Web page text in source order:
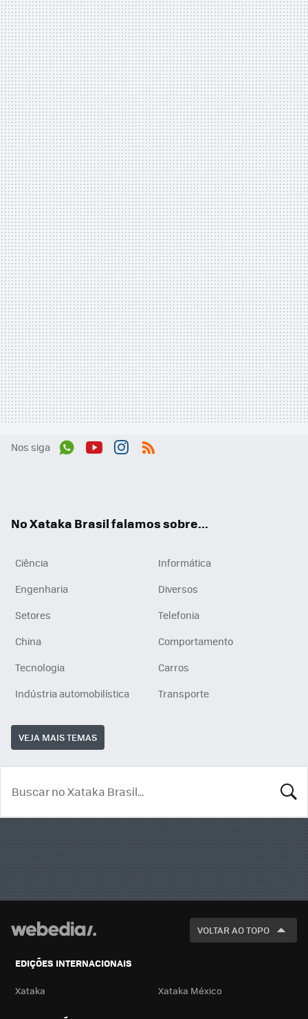
Nos siga
No Xataka Brasil falamos sobre...
Ciência
Informática
Engenharia
Diversos
Setores
Telefonia
China
Comportamento
Tecnologia
Carros
Indústria automobilística
Transporte
VEJA MAIS TEMAS
VOLTAR AO TOPO
EDIÇÕES INTERNACIONAIS
Xataka Xataka México